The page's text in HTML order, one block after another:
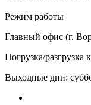
Режим работы
Главный офис (г.
Погрузка/разгрузка
Выходные дни: